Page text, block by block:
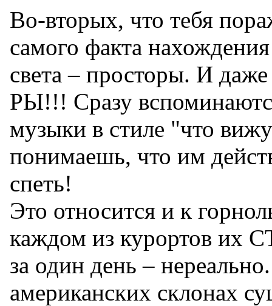
Во-вторых, что тебя
самого факта
света – просторы. И
РЫ!!! Сразу
музыки в стиле "что
понимаешь, что им
спеть!
Это относится и к
каждом из курортов их
за один день –
американских склонах